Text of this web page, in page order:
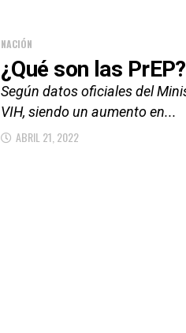
NACIÓN
¿Qué son las
Según datos oficiales del
VIH, siendo un aumento en...
ABRIL 21, 2022